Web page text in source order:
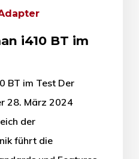
i410 BT im
BT im Test Der
28. März 2024
der
führt die